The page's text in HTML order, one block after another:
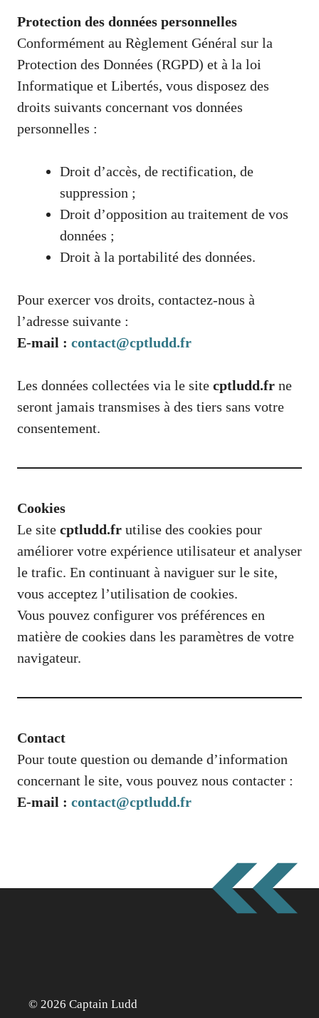
Protection des données personnelles
Conformément au Règlement Général sur la
Protection des Données (RGPD) et à la loi
Informatique et Libertés, vous disposez des
droits suivants concernant vos données
personnelles :
Droit d’accès, de rectification, de
suppression ;
Droit d’opposition au traitement de vos
données ;
Droit à la portabilité des données.
Pour exercer vos droits, contactez-nous à
l’adresse suivante :
E-mail : contact@cptludd.fr
Les données collectées via le site cptludd.fr ne
seront jamais transmises à des tiers sans votre
consentement.
Cookies
Le site cptludd.fr utilise des cookies pour
améliorer votre expérience utilisateur et analyser
le trafic. En continuant à naviguer sur le site,
vous acceptez l’utilisation de cookies.
Vous pouvez configurer vos préférences en
matière de cookies dans les paramètres de votre
navigateur.
Contact
Pour toute question ou demande d’information
concernant le site, vous pouvez nous contacter :
E-mail : contact@cptludd.fr
© 2026 Captain Ludd